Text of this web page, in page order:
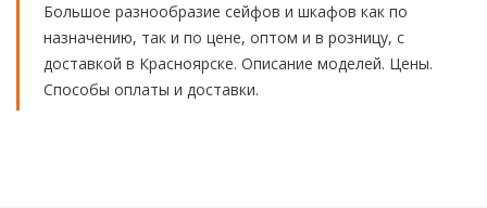
Большое разнообразие сейфов и шкафов как по
назначению, так и по цене, оптом и в розницу, с
доставкой в Красноярске. Описание моделей. Цены.
Способы оплаты и доставки.